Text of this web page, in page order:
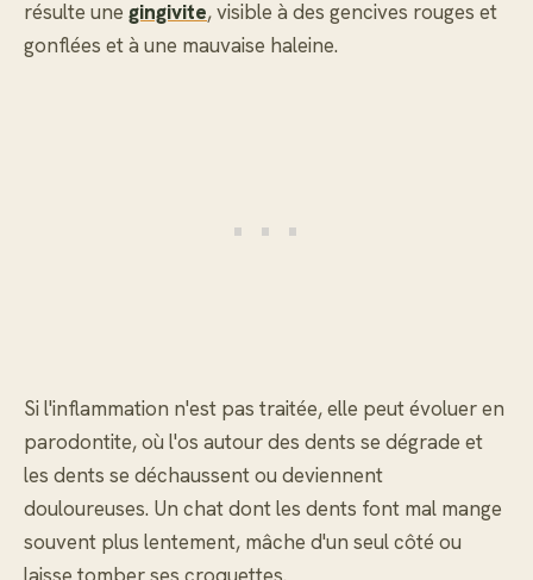
résulte une gingivite, visible à des gencives rouges et
gonflées et à une mauvaise haleine.
Si l'inflammation n'est pas traitée, elle peut évoluer en
parodontite, où l'os autour des dents se dégrade et
les dents se déchaussent ou deviennent
douloureuses. Un chat dont les dents font mal mange
souvent plus lentement, mâche d'un seul côté ou